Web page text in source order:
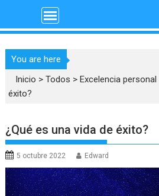
You are here
Inicio >Todos >Excelencia personal
éxito?
¿Qué es una vida de éxito?
5 octubre 2022 Edward